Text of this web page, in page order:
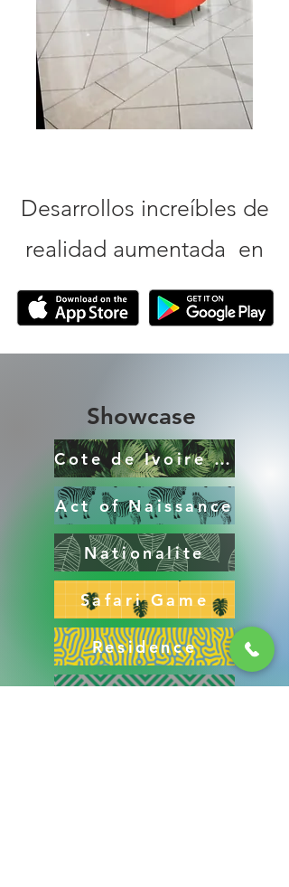
Desarrollos increíbles de
realidad aumentada en
Showcase
Cote de Ivoire card
Act of Naissance
Nationalite
Safari Game
Residence
Declaration de perte